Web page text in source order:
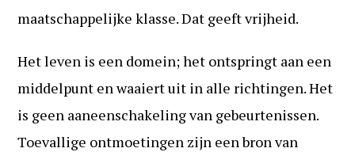
maatschappelijke klasse. Dat geeft vrijheid.
Het leven is een domein; het ontspringt aan een
middelpunt en waaiert uit in alle richtingen. Het
is geen aaneenschakeling van gebeurtenissen.
Toevallige ontmoetingen zijn een bron van